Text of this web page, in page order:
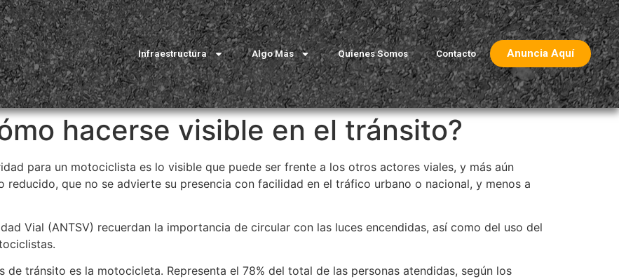
Anuncia Aquí
Infraestructura Algo Más Quienes Somos Contacto
hacerse visible en el tránsito?
para un motociclista es lo visible que puede ser frente a los otros actores viales, y más aún
que no se advierte su presencia con facilidad en el tráfico urbano o nacional, y menos a
Vial (ANTSV) recuerdan la importancia de circular con las luces encendidas, así como del uso del
tránsito es la motocicleta. Representa el 78% del total de las personas atendidas, según los